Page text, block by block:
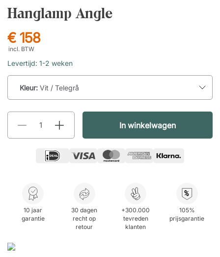
Hanglamp Angle
€ 158
incl. BTW
Levertijd: 1-2 weken
Kleur: Vit / Telegrå
In winkelwagen
10 jaar
garantie
30 dagen
recht op
retour
+300.000
tevreden
klanten
%
105%
prijsgarantie